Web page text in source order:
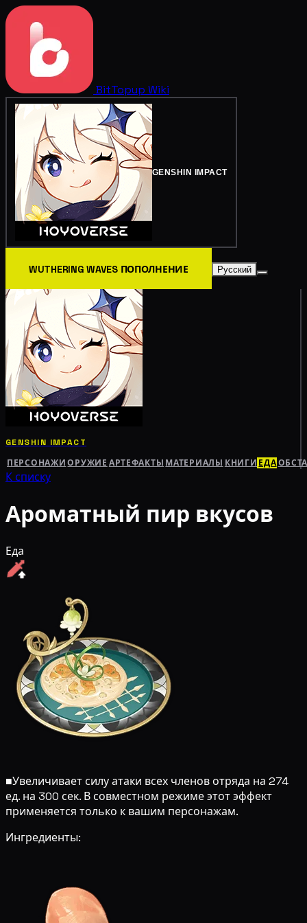
BitTopup Wiki
GENSHIN IMPACT
WUTHERING WAVES ПОПОЛНЕНИЕ Русский
GENSHIN IMPACT
ПЕРСОНАЖИ ОРУЖИЕ АРТЕФАКТЫ МАТЕРИАЛЫ КНИГИ ЕДА
К списку
Ароматный пир вкусов
Еда
■Увеличивает силу атаки всех членов отряда на 274
ед. на 300 сек. В совместном режиме этот эффект
применяется только к вашим персонажам.
Ингредиенты: